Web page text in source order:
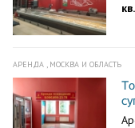
АРЕНДА , МОСКВА И ОБЛАСТЬ